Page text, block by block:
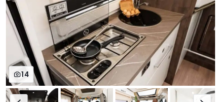
14